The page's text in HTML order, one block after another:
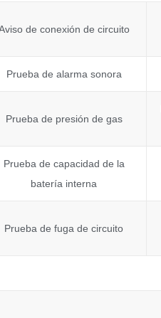
de conexión de circuito
Prueba de alarma sonora
Prueba de presión de gas
Prueba de capacidad de la
batería interna
Prueba de fuga de circuito